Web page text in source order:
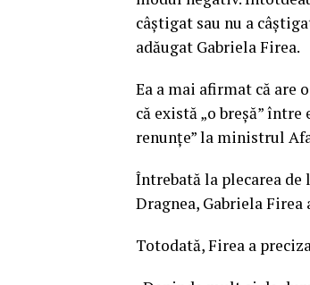
câştigat sau nu a
adăugat Gabriela Firea.
Ea a mai afirmat că are
că există „o breşă”
renunţe” la ministrul
Întrebată la plecarea de
Dragnea, Gabriela Firea
Totodată, Firea a